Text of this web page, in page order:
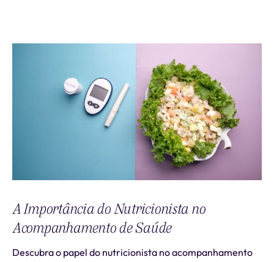
A Importância do Nutricionista no
Acompanhamento de Saúde
Descubra o papel do nutricionista no acompanhamento